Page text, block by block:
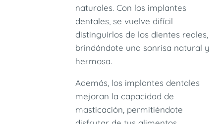
naturales. Con los implantes
dentales, se vuelve difícil
distinguirlos de los dientes reales,
brindándote una sonrisa natural y
hermosa.
Además, los implantes dentales
mejoran la capacidad de
masticación, permitiéndote